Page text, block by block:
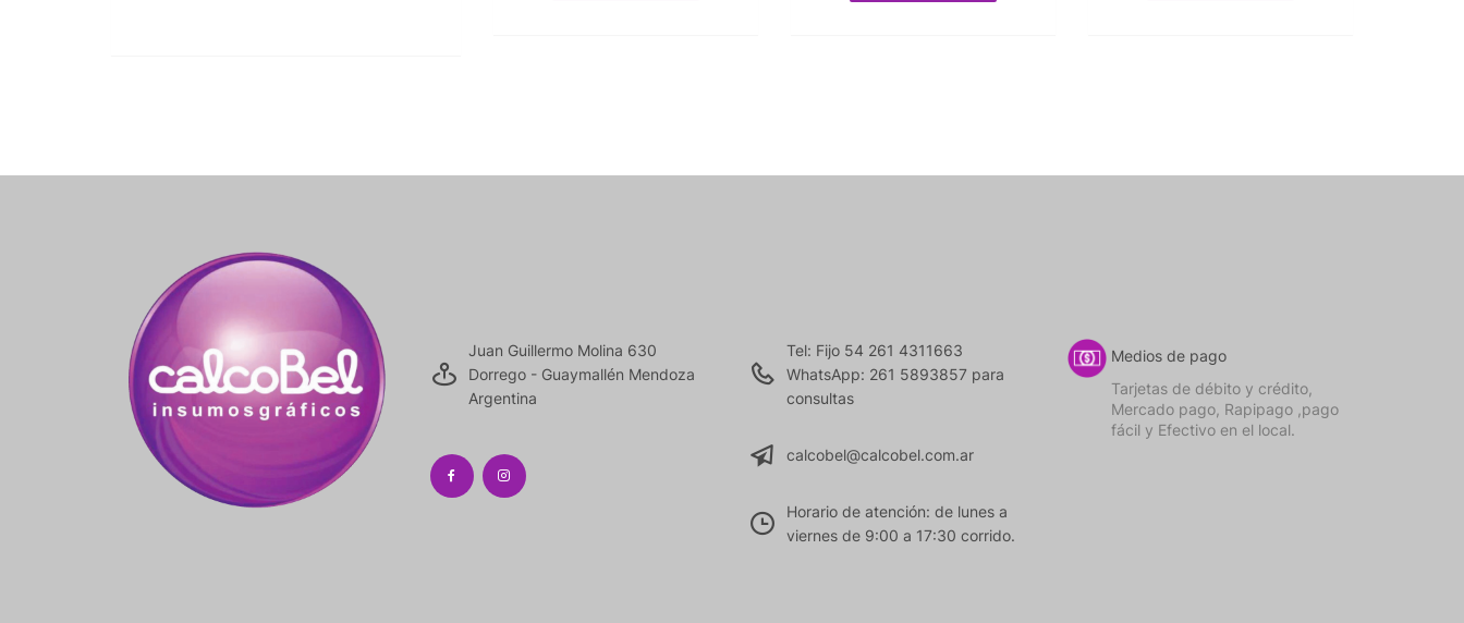
Juan Guillermo Molina 630
Dorrego - Guaymallén Mendoza
Argentina
Tel: Fijo 54 261 4311663
WhatsApp: 261 5893857 para
consultas
calcobel@calcobel.com.ar
Horario de atención: de lunes a
viernes de 9:00 a 17:30 corrido.
Medios de pago
Tarjetas de débito y crédito,
Mercado pago, Rapipago ,pago
fácil y Efectivo en el local.